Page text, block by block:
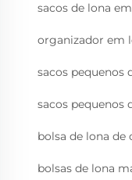
sacos de lona
organizador em
sacos pequenos
sacos pequenos
bolsa de lona de
bolsas de lona